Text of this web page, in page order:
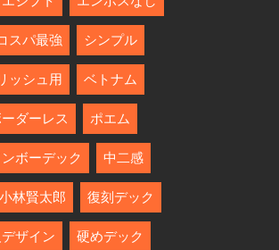
スパ最強 シンプル
ッシュ用 ベトナム
ダーレス ポエム
ボーデック 中二感
小林賢太郎 復刻デック
ザイン 硬めデック